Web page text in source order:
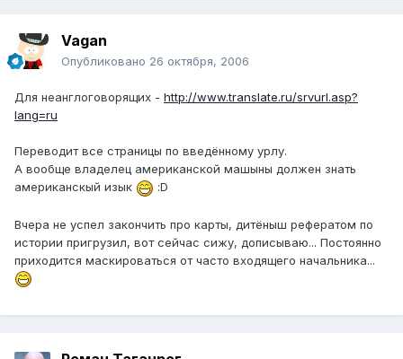
Vagan
Опубликовано 26 октября, 2006
Для неанглоговорящих - http://www.translate.ru/srvurl.asp?
lang=ru
Переводит все страницы по введённому урлу.
А вообще владелец американской машыны должен знать
американскый изык
:D
Вчера не успел закончить про карты, дитёныш рефератом по
истории пригрузил, вот сейчас сижу, дописываю... Постоянно
приходится маскироваться от часто входящего начальника...